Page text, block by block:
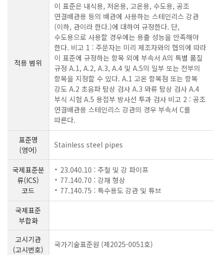
적용 범위
이 표준은 내식용, 저온용, 고온용, 수도용, 공조
연결배관용 등의 배관에 사용하는 스테인리스 강관
(이하, 관이라 한다.)에 대하여 규정한다. 단,
수도용으로 사용할 경우에는 용출 성능을 만족해야
한다. 비고 1 : 주문자는 미리 제조자와의 협의에 따라
이 표준에 규정하는 항목 외에 부속서 A의 특별 품질
규정 A.1, A.2, A.3, A.4 및 A.5의 일부 또는 전부의
항목을 지정할 수 있다. A.1 고온 항복점 또는 항복
강도 A.2 초음파 탐상 검사 A.3 와류 탐상 검사 A.4
부식 시험 A.5 용접부 방사선 투과 검사 비고 2 : 공조
연결배관용 스테인리스 강관의 경우 부속서 C를
따른다.
표준명
(영어)
Stainless steel pipes
국제표준분
류(ICS)
코드
23.040.10 : 주철 및 강 파이프
77.140.70 : 강재 형상
77.140.75 : 특수용도 강관 및 튜브
국제표준
부합화
고시기관
(고시번호)
국가기술표준원 (제2025-0051호)